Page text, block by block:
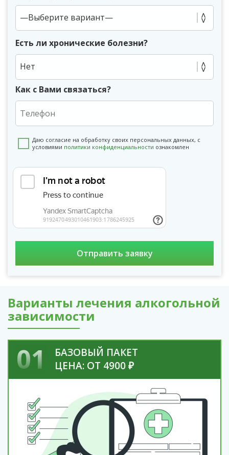
Есть ли хронические болезни?
Нет
Как с Вами связаться?
Даю согласие на обработку своих персональных данных, с
условиями политики конфиденциальности ознакомлен
Варианты лечения алкогольной
зависимости
01
БАЗОВЫЙ ПАКЕТ
ЦЕНА: ОТ 4900 ₽